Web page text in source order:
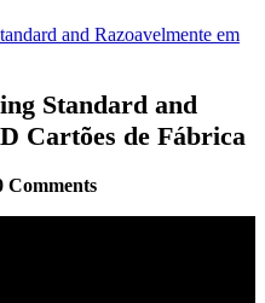
and Razoavelmente em
Standard and
Cartões de Fábrica
Comments